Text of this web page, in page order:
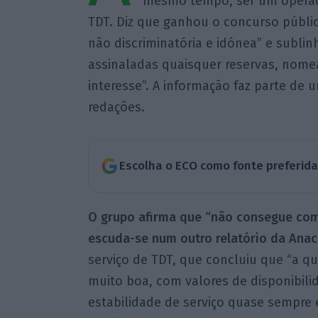
TDT. Diz que ganhou o concurso
não discriminatória e idónea” e
assinaladas quaisquer reservas,
interesse”. A informação faz parte de
redações.
Escolha o ECO como fonte
O grupo afirma que “não consegue
escuda-se num outro relatório da
serviço de TDT, que concluiu que “a
muito boa, com valores de
estabilidade de serviço quase